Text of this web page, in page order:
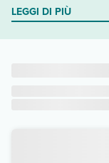
LEGGI DI PIÙ